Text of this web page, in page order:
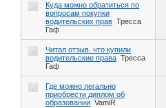
Куда можно обратиться по
вопросам покупки
водительских прав Тресса
Гаф
Читал отзыв. что купили
водительские права Тресса
Гаф
Где можно легально
приобрести диплом об
образовании VamiR